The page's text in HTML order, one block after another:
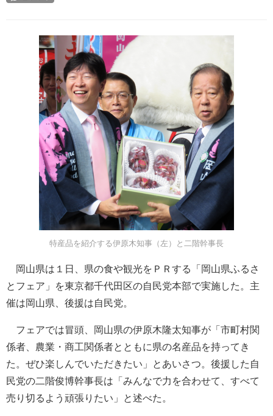
特産品を紹介する伊原木知事（左）と二階幹事長
岡山県は１日、県の食や観光をＰＲする「岡山県ふるさ
とフェア」を東京都千代田区の自民党本部で実施した。主
催は岡山県、後援は自民党。
フェアでは冒頭、岡山県の伊原木隆太知事が「市町村関
係者、農業・商工関係者とともに県の名産品を持ってき
た。ぜひ楽しんでいただきたい」とあいさつ。後援した自
民党の二階俊博幹事長は「みんなで力を合わせて、すべて
売り切るよう頑張りたい」と述べた。